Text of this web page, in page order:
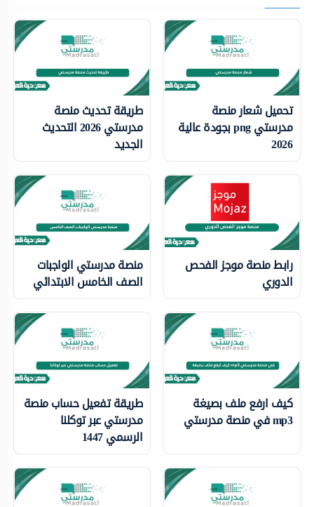
تحميل شعار منصة
مدرستي png بجودة عالية
2026
طريقة تحديث منصة
مدرستي 2026 التحديث
الجديد
رابط منصة موجز الفحص
الدوري
منصة مدرستي الواجبات
الصف الخامس الابتدائي
كيف ارفع ملف بصيغة
mp3 في منصة مدرستي
طريقة تفعيل حساب منصة
مدرستي عبر توكلنا
الرسمي 1447